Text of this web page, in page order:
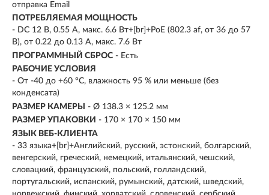
отправка Email
ПОТРЕБЛЯЕМАЯ МОЩНОСТЬ
- DC 12 В, 0.55 A, макс. 6.6 Вт+[br]+PoE (802.3 af, от 36 до 57
В), от 0.22 до 0.13 A, макс. 7.6 Вт
ПРОГРАММНЫЙ СБРОС - Есть
РАБОЧИЕ УСЛОВИЯ
- От -40 до +60 °C, влажность 95 % или меньше (без
конденсата)
РАЗМЕР КАМЕРЫ
- Ø 138.3 × 125.2 мм
РАЗМЕР УПАКОВКИ - 170 × 170 × 150 мм
ЯЗЫК ВЕБ-КЛИЕНТА
- 33 языка+[br]+Английский, русский, эстонский, болгарский,
венгерский, греческий, немецкий, итальянский, чешский,
словацкий, французский, польский, голландский,
португальский, испанский, румынский, датский, шведский,